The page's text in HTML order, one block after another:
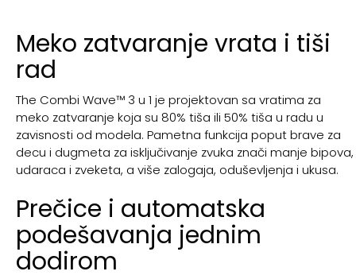
Meko zatvaranje vrata i tiši
rad
The Combi Wave™ 3 u 1 je projektovan sa vratima za
meko zatvaranje koja su 80% tiša ili 50% tiša u radu u
zavisnosti od modela. Pametna funkcija poput brave za
decu i dugmeta za isključivanje zvuka znači manje bipova,
udaraca i zveketa, a više zalogaja, oduševljenja i ukusa.
Prečice i automatska
podešavanja jednim
dodirom